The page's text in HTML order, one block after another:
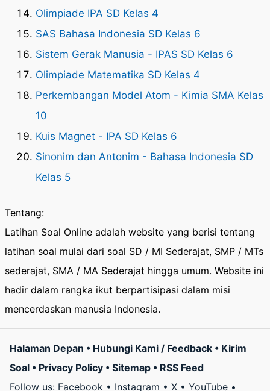
Olimpiade IPA SD Kelas 4
SAS Bahasa Indonesia SD Kelas 6
Sistem Gerak Manusia - IPAS SD Kelas 6
Olimpiade Matematika SD Kelas 4
Perkembangan Model Atom - Kimia SMA Kelas
10
Kuis Magnet - IPA SD Kelas 6
Sinonim dan Antonim - Bahasa Indonesia SD
Kelas 5
Tentang:
Latihan Soal Online adalah website yang berisi tentang
latihan soal mulai dari soal SD / MI Sederajat, SMP / MTs
sederajat, SMA / MA Sederajat hingga umum. Website ini
hadir dalam rangka ikut berpartisipasi dalam misi
mencerdaskan manusia Indonesia.
Halaman Depan • Hubungi Kami / Feedback • Kirim
Soal • Privacy Policy • Sitemap • RSS Feed
Follow us: Facebook • Instagram • X • YouTube •